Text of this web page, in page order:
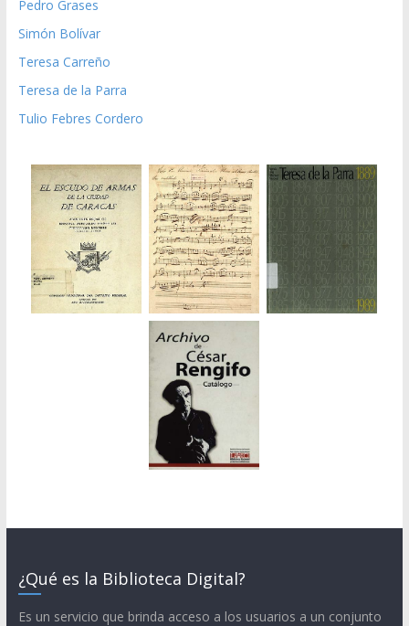
Pedro Grases
Simón Bolívar
Teresa Carreño
Teresa de la Parra
Tulio Febres Cordero
¿Qué es la Biblioteca Digital?
Es un servicio que brinda acceso a los usuarios a un conjunto